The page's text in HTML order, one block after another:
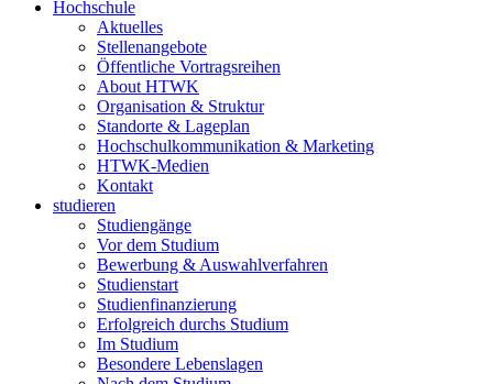
Hochschule
Aktuelles
Stellenangebote
Öffentliche Vortragsreihen
About HTWK
Organisation & Struktur
Standorte & Lageplan
Hochschulkommunikation & Marketing
HTWK-Medien
Kontakt
studieren
Studiengänge
Vor dem Studium
Bewerbung & Auswahlverfahren
Studienstart
Studienfinanzierung
Erfolgreich durchs Studium
Im Studium
Besondere Lebenslagen